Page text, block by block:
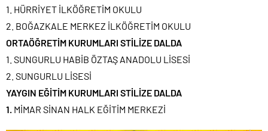
1. HÜRRİYET İLKÖĞRETİM OKULU
2. BOĞAZKALE MERKEZ İLKÖĞRETİM OKULU
ORTAÖĞRETİM KURUMLARI STİLİZE DALDA
1. SUNGURLU HABİB ÖZTAŞ ANADOLU LİSESİ
2. SUNGURLU LİSESİ
YAYGIN EĞİTİM KURUMLARI STİLİZE DALDA
1. MİMAR SİNAN HALK EĞİTİM MERKEZİ